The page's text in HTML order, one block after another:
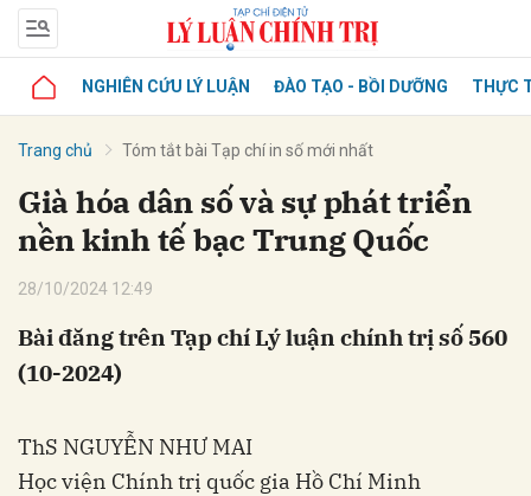
NGHIÊN CỨU LÝ LUẬN ĐÀO TẠO - BỒI DƯỠNG THỰC
Trang chủ Tóm tắt bài Tạp chí in số mới nhất
Già hóa dân số và sự phát triển
nền kinh tế bạc Trung Quốc
28/10/2024 12:49
Bài đăng trên Tạp chí Lý luận chính trị số 560
(10-2024)
ThS NGUYỄN NHƯ MAI
Học viện Chính trị quốc gia Hồ Chí Minh